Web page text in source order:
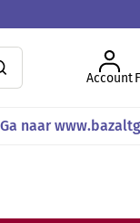
Account
Ga naar